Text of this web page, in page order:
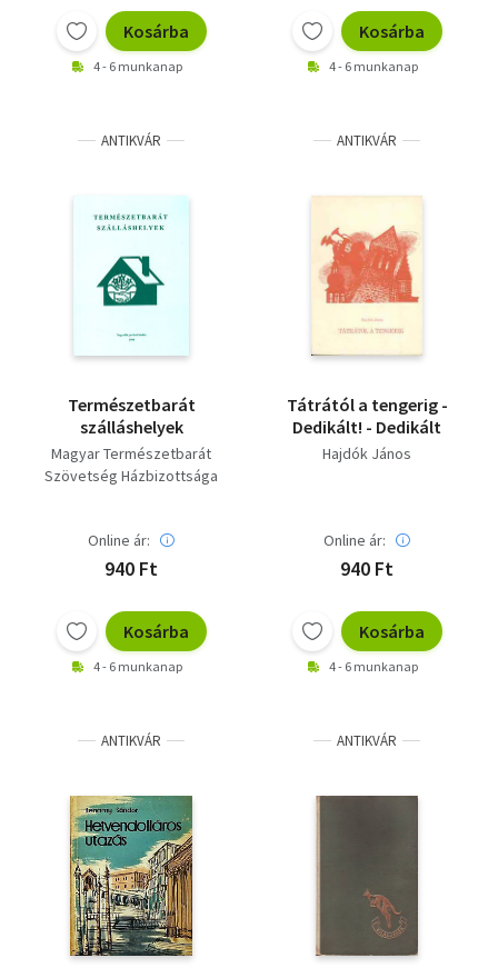
Kosárba
4 - 6 munkanap
Kosárba
4 - 6 munkanap
ANTIKVÁR
Természetbarát
szálláshelyek
Magyar Természetbarát
Szövetség Házbizottsága
Online ár:
940 Ft
Kosárba
4 - 6 munkanap
ANTIKVÁR
Tátrától a tengerig -
Dedikált! - Dedikált
Hajdók János
Online ár:
940 Ft
Kosárba
4 - 6 munkanap
ANTIKVÁR ANTIKVÁR